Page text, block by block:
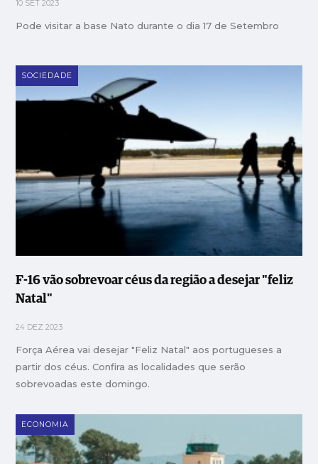
10 SET 2023
Pode visitar a base Nato durante o dia 17 de Setembro
SOCIEDADE
F-16 vão sobrevoar céus da região a desejar "feliz
Natal"
24 DEZ 2023
Força Aérea vai desejar "Feliz Natal" aos portugueses a
partir dos céus. Confira as localidades que serão
sobrevoadas este domingo.
ECONOMIA